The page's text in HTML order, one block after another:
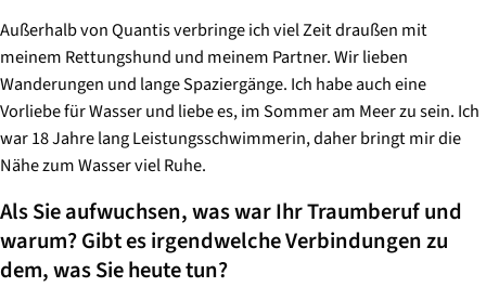
Außerhalb von Quantis verbringe ich viel Zeit draußen mit
meinem Rettungshund und meinem Partner. Wir lieben
Wanderungen und lange Spaziergänge. Ich habe auch eine
Vorliebe für Wasser und liebe es, im Sommer am Meer zu sein. Ich
war 18 Jahre lang Leistungsschwimmerin, daher bringt mir die
Nähe zum Wasser viel Ruhe.
Als Sie aufwuchsen, was war Ihr Traumberuf und
warum? Gibt es irgendwelche Verbindungen zu
dem, was Sie heute tun?